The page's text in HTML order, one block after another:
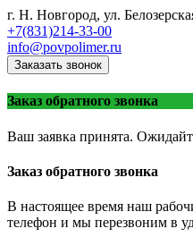
г. Н. Новгород, ул.
+7(831)214-33-00
info@povpolimer.ru
Заказать звонок
Заказ обратного звонка
Ваш заявка принята.
Заказ обратного звонка
В настоящее время наш
телефон и мы перезвоним в